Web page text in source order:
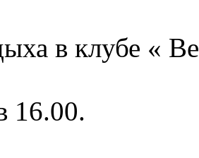
в клубе «
16.00.